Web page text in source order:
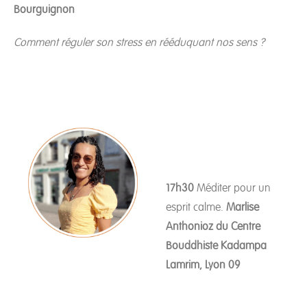
Bourguignon
Comment réguler son stress en rééduquant nos sens ?
17h30 Méditer pour un
esprit calme. Marlise
Anthonioz du Centre
Bouddhiste Kadampa
Lamrim, Lyon 09